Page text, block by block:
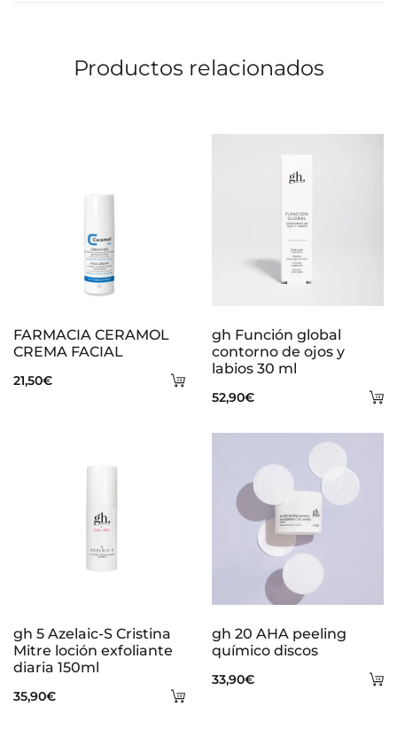
Productos relacionados
Añadir
carrito
FARMACIA CERAMOL
CREMA FACIAL
21,50€
gh Función global
contorno de ojos y
labios 30 ml
52,90€
Añadir
gh 5 Azelaic-S Cristina
Mitre loción exfoliante
diaria 150ml
35,90€
gh 20 AHA peeling
químico discos
33,90€